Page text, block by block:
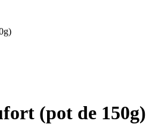
(pot de 150g)